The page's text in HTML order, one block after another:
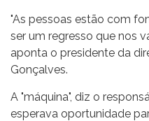
"As pessoas estão com
ser um regresso que nos
aponta o presidente da
Gonçalves.
A "máquina", diz o
esperava oportunidade